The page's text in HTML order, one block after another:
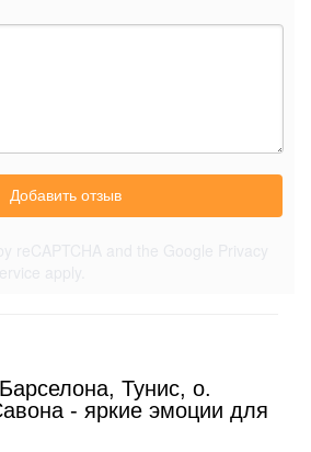
Добавить отзыв
Тунис, о.
- яркие эмоции для